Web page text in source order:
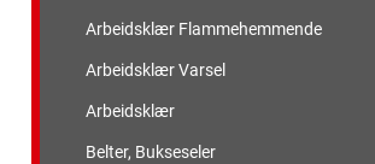
Arbeidsklær Flammehemmende
Arbeidsklær Varsel
Arbeidsklær
Belter, Bukseseler